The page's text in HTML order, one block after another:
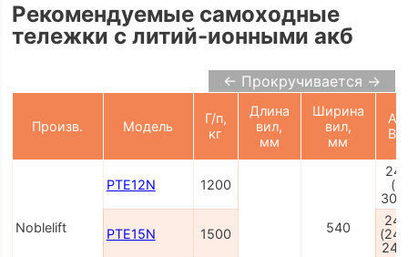
Рекомендуемые самоходные
тележки с литий-ионными акб
← Прокручивается →
Произв. Модель
Г/п,
кг
Длина
вил,
мм
Ширина
вил,
мм
В/
Noblelift
PTE12N 1200
540
24/
30,
PTE15N 1500
24/
24/